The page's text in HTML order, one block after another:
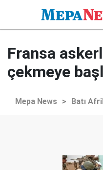
Fransa
çekmeye
Mepa News > Batı